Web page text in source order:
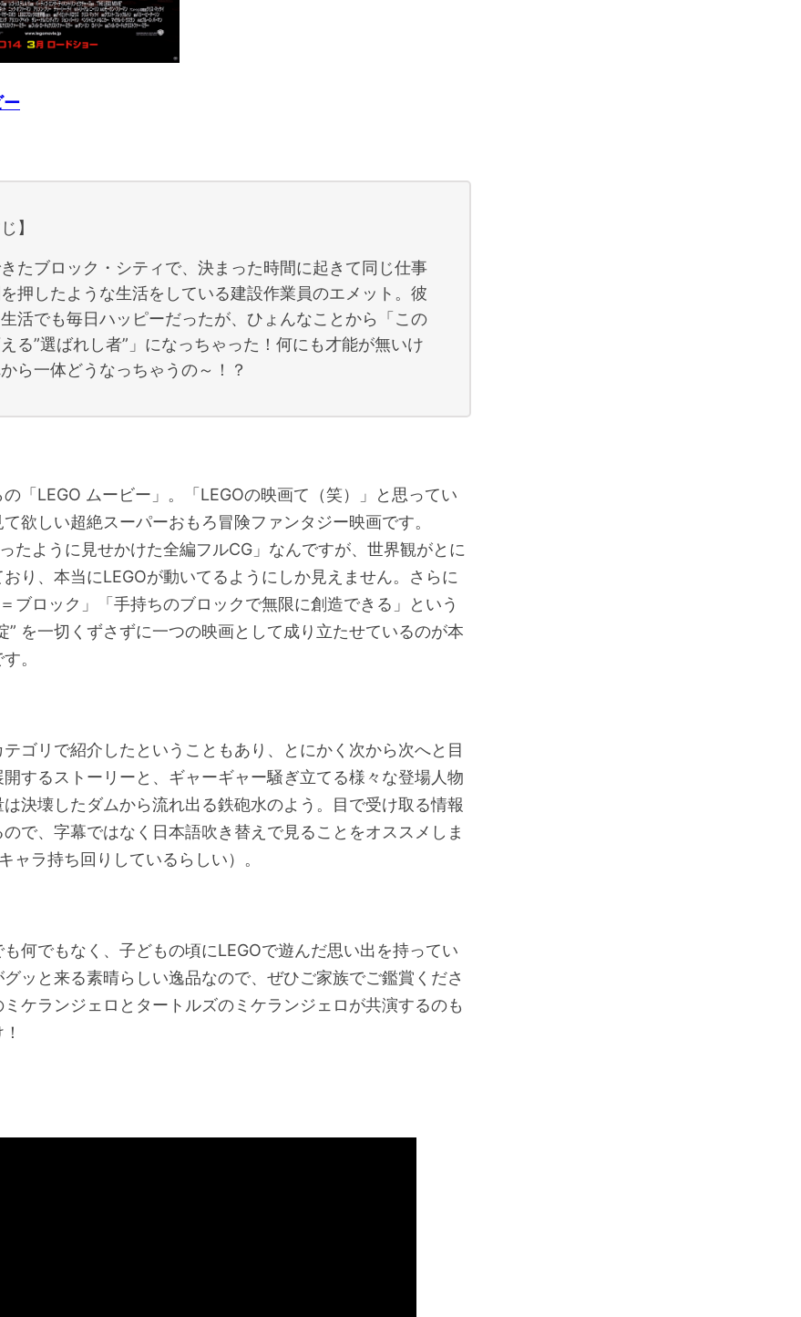
ー
】
たブロック・シティで、決まった時間に起きて同じ仕事
押したような生活をしている建設作業員のエメット。彼
活でも毎日ハッピーだったが、ひょんなことから「この
る”選ばれし者”」になっちゃった！何にも才能が無いけ
ら一体どうなっちゃうの～！？
の「LEGO ムービー」。「LEGOの映画て（笑）」と思ってい
欲しい超絶スーパーおもろ冒険ファンタジー映画です。
ったように見せかけた全編フルCG」なんですが、世界観がとに
り、本当にLEGOが動いてるようにしか見えません。さらに
ブロック」「手持ちのブロックで無限に創造できる」という
” を一切くずさずに一つの映画として成り立たせているのが本
。
ゴリで紹介したということもあり、とにかく次から次へと目
開するストーリーと、ギャーギャー騒ぎ立てる様々な登場人物
決壊したダムから流れ出る鉄砲水のよう。目で受け取る情報
で、字幕ではなく日本語吹き替えで見ることをオススメしま
ャラ持ち回りしているらしい）。
何でもなく、子どもの頃にLEGOで遊んだ思い出を持ってい
グッと来る素晴らしい逸品なので、ぜひご家族でご鑑賞くださ
ケランジェロとタートルズのミケランジェロが共演するのも